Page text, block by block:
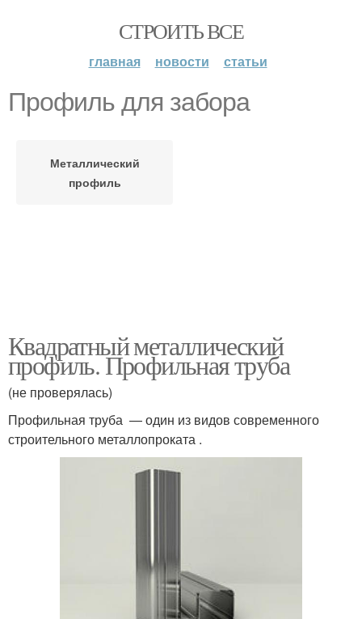
СТРОИТЬ ВСЕ
главная новости статьи
Профиль для забора
Металлический
профиль
Квадратный металлический
профиль. Профильная труба
(не проверялась)
Профильная труба — один из видов современного
строительного металлопроката .